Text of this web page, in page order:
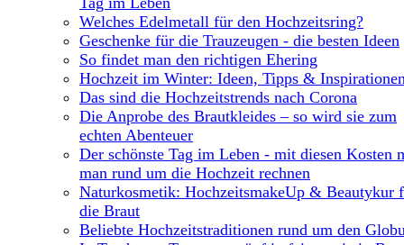
Welches Edelmetall für den Hochzeitsring?
Geschenke für die Trauzeugen - die besten Ideen
So findet man den richtigen Ehering
Hochzeit im Winter: Ideen, Tipps &
Das sind die Hochzeitstrends nach Corona
Die Anprobe des Brautkleides – so wird sie zum
echten Abenteuer
Der schönste Tag im Leben - mit diesen Kosten
man rund um die Hochzeit rechnen
Naturkosmetik: HochzeitsmakeUp & Beautykur
die Braut
Beliebte Hochzeitstraditionen rund um den